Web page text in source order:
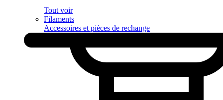
Tout voir
Filaments
Accessoires et pièces de rechange